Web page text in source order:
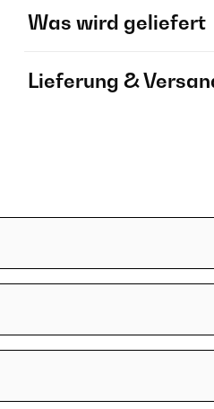
Was wird geliefert
Lieferung &